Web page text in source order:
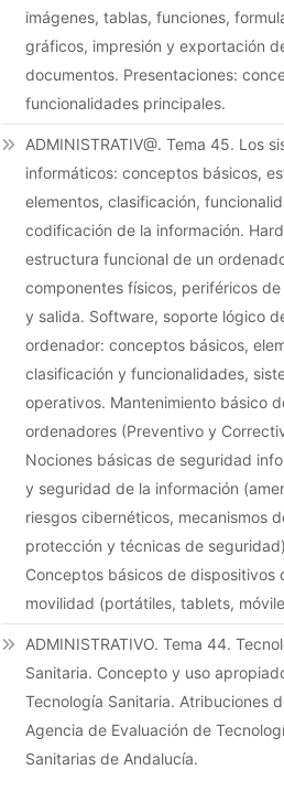
imágenes, tablas, funciones,
gráficos, impresión y exportación
documentos. Presentaciones:
funcionalidades principales.
ADMINISTRATIV@. Tema 45. Los
informáticos: conceptos básicos,
elementos, clasificación,
codificación de la información.
estructura funcional de un
componentes físicos, periféricos
y salida. Software, soporte lógico
ordenador: conceptos básicos,
clasificación y funcionalidades,
operativos. Mantenimiento básico
ordenadores (Preventivo y
Nociones básicas de seguridad
y seguridad de la información
riesgos cibernéticos, mecanismos
protección y técnicas de
Conceptos básicos de dispositivos
movilidad (portátiles, tablets,
ADMINISTRATIVO. Tema 44.
Sanitaria. Concepto y uso
Tecnología Sanitaria. Atribuciones
Agencia de Evaluación de
Sanitarias de Andalucía.